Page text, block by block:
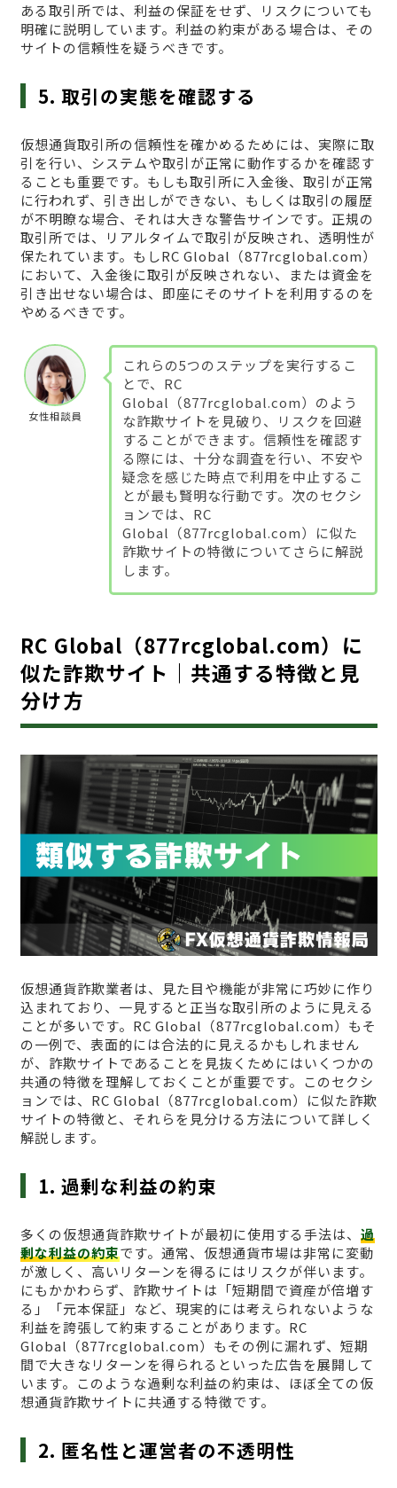
ある取引所では、利益の保証をせず、リスクについても
明確に説明しています。利益の約束がある場合は、その
サイトの信頼性を疑うべきです。
5. 取引の実態を確認する
仮想通貨取引所の信頼性を確かめるためには、実際に取
引を行い、システムや取引が正常に動作するかを確認す
ることも重要です。もしも取引所に入金後、取引が正常
に行われず、引き出しができない、もしくは取引の履歴
が不明瞭な場合、それは大きな警告サインです。正規の
取引所では、リアルタイムで取引が反映され、透明性が
保たれています。もしRC Global（877rcglobal.com）
において、入金後に取引が反映されない、または資金を
引き出せない場合は、即座にそのサイトを利用するのを
やめるべきです。
女性相談員
これらの5つのステップを実行するこ
とで、RC
Global（877rcglobal.com）のよう
な詐欺サイトを見破り、リスクを回避
することができます。信頼性を確認す
る際には、十分な調査を行い、不安や
疑念を感じた時点で利用を中止するこ
とが最も賢明な行動です。次のセクシ
ョンでは、RC
Global（877rcglobal.com）に似た
詐欺サイトの特徴についてさらに解説
します。
RC Global（877rcglobal.com）に
似た詐欺サイト｜共通する特徴と見
分け方
仮想通貨詐欺業者は、見た目や機能が非常に巧妙に作り
込まれており、一見すると正当な取引所のように見える
ことが多いです。RC Global（877rcglobal.com）もそ
の一例で、表面的には合法的に見えるかもしれません
が、詐欺サイトであることを見抜くためにはいくつかの
共通の特徴を理解しておくことが重要です。このセクシ
ョンでは、RC Global（877rcglobal.com）に似た詐欺
サイトの特徴と、それらを見分ける方法について詳しく
解説します。
1. 過剰な利益の約束
多くの仮想通貨詐欺サイトが最初に使用する手法は、 過
剰な利益の約束です。通常、仮想通貨市場は非常に変動
が激しく、高いリターンを得るにはリスクが伴います。
にもかかわらず、詐欺サイトは「短期間で資産が倍増す
る」「元本保証」など、現実的には考えられないような
利益を誇張して約束することがあります。RC
Global（877rcglobal.com）もその例に漏れず、短期
間で大きなリターンを得られるといった広告を展開して
います。このような過剰な利益の約束は、ほぼ全ての仮
想通貨詐欺サイトに共通する特徴です。
2. 匿名性と運営者の不透明性